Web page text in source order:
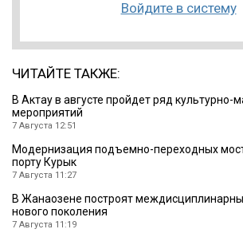
Войдите в систему
ЧИТАЙТЕ ТАКЖЕ:
В Актау в августе пройдет ряд культурно-
мероприятий
7 Августа 12:51
Модернизация подъемно-переходных
порту Курык
7 Августа 11:27
В Жанаозене построят
нового поколения
7 Августа 11:19